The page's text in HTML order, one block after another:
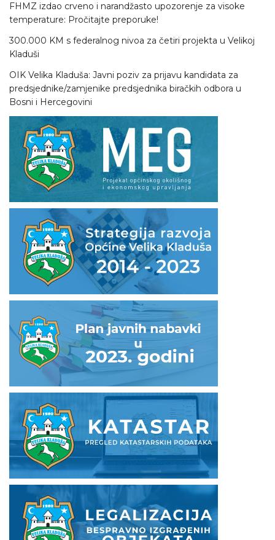
FHMZ izdao crveno i narandžasto upozorenje za visoke
temperature: Pročitajte preporuke!
300.000 KM s federalnog nivoa za četiri projekta u Velikoj
Kladuši
OIK Velika Kladuša: Javni poziv za prijavu kandidata za
predsjednike/zamjenike predsjednika biračkih odbora u
Bosni i Hercegovini